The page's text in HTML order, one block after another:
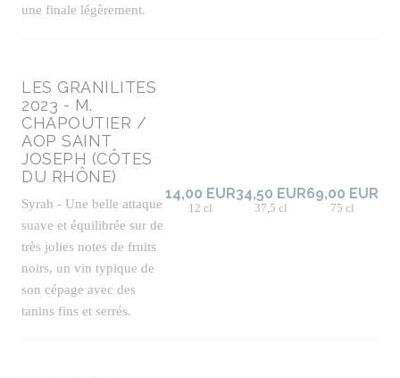
une finale légèrement.
LES GRANILITES
2023 - M.
CHAPOUTIER /
AOP SAINT
JOSEPH (CÔTES
DU RHÔNE)
Syrah - Une belle attaque
suave et équilibrée sur de
très jolies notes de fruits
noirs, un vin typique de
son cépage avec des
tanins fins et serrés.
14,00 EUR
12 cl
34,50 EUR
37,5 cl
69,00 EUR
75 cl